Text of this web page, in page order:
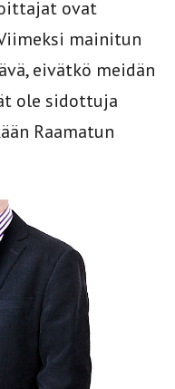
ovat
mainitun
eivätkö meidän
ole sidottuja
Raamatun